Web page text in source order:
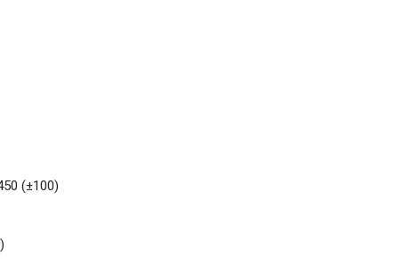
(±100)